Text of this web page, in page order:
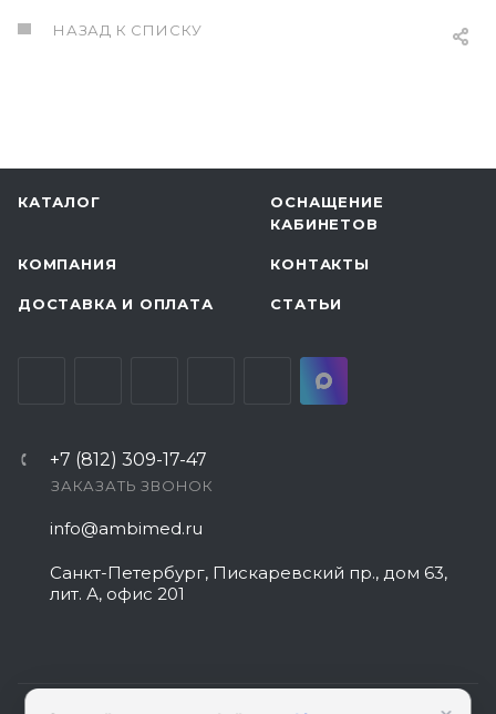
НАЗАД К СПИСКУ
КАТАЛОГ
ОСНАЩЕНИЕ
КАБИНЕТОВ
КОМПАНИЯ КОНТАКТЫ
ДОСТАВКА И ОПЛАТА СТАТЬИ
+7 (812) 309-17-47
ЗАКАЗАТЬ ЗВОНОК
info@ambimed.ru
Санкт-Петербург, Пискаревский пр., дом 63,
лит. А, офис 201